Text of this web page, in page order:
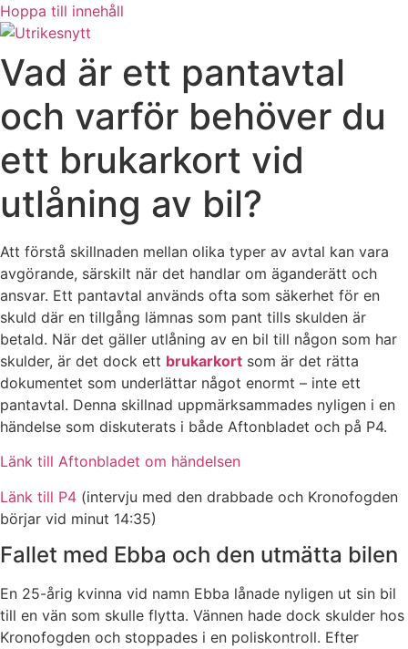
Hoppa till innehåll
Vad är ett pantavtal
och varför behöver du
ett brukarkort vid
utlåning av bil?
Att förstå skillnaden mellan olika typer av avtal kan vara
avgörande, särskilt när det handlar om äganderätt och
ansvar. Ett pantavtal används ofta som säkerhet för en
skuld där en tillgång lämnas som pant tills skulden är
betald. När det gäller utlåning av en bil till någon som har
skulder, är det dock ett brukarkort som är det rätta
dokumentet som underlättar något enormt – inte ett
pantavtal. Denna skillnad uppmärksammades nyligen i en
händelse som diskuterats i både Aftonbladet och på P4.
Länk till Aftonbladet om händelsen
Länk till P4 (intervju med den drabbade och Kronofogden
börjar vid minut 14:35)
Fallet med Ebba och den utmätta bilen
En 25-årig kvinna vid namn Ebba lånade nyligen ut sin bil
till en vän som skulle flytta. Vännen hade dock skulder hos
Kronofogden och stoppades i en poliskontroll. Efter